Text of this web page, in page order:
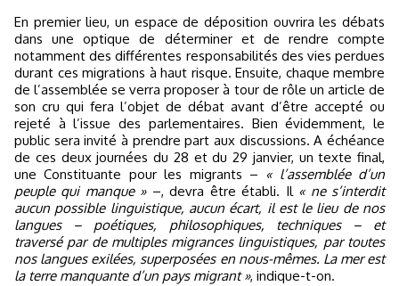
En premier lieu, un espace de déposition ouvrira les débats
dans une optique de déterminer et de rendre compte
notamment des différentes responsabilités des vies perdues
durant ces migrations à haut risque. Ensuite, chaque membre
de l’assemblée se verra proposer à tour de rôle un article de
son cru qui fera l’objet de débat avant d’être accepté ou
rejeté à l’issue des parlementaires. Bien évidemment, le
public sera invité à prendre part aux discussions. A échéance
de ces deux journées du 28 et du 29 janvier, un texte final,
une Constituante pour les migrants – « l’assemblée d’un
peuple qui manque »–, devra être établi. Il « ne s’interdit
aucun possible linguistique, aucun écart, il est le lieu de nos
langues – poétiques, philosophiques, techniques – et
traversé par de multiples migrances linguistiques, par toutes
nos langues exilées, superposées en nous-mêmes. La mer est
la terre manquante d’un pays migrant », indique-t-on.